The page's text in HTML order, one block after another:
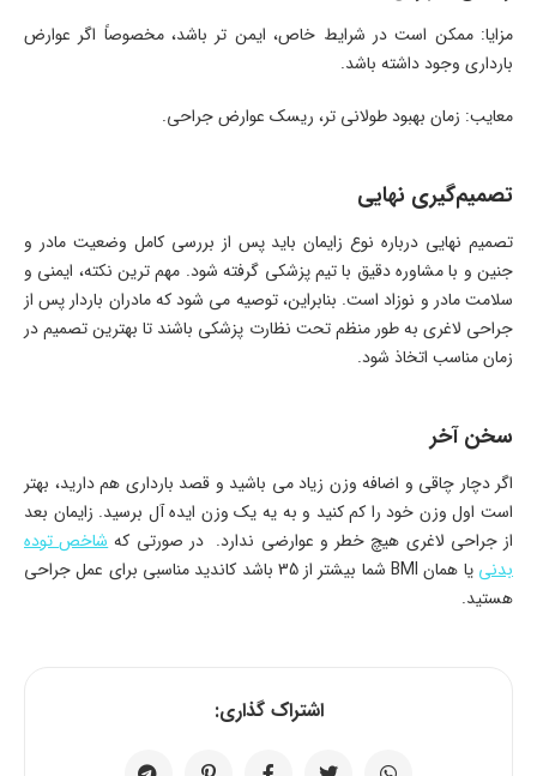
مزایا: ممکن است در شرایط خاص، ایمن ‌تر باشد، مخصوصاً اگر عوارض
بارداری وجود داشته باشد.
معایب: زمان بهبود طولانی ‌تر، ریسک عوارض جراحی.
تصمیم‌گیری نهایی
تصمیم نهایی درباره نوع زایمان باید پس از بررسی کامل وضعیت مادر و
جنین و با مشاوره دقیق با تیم پزشکی گرفته شود. مهم ‌ترین نکته، ایمنی و
سلامت مادر و نوزاد است. بنابراین، توصیه می ‌شود که مادران باردار پس از
جراحی لاغری به طور منظم تحت نظارت پزشکی باشند تا بهترین تصمیم در
زمان مناسب اتخاذ شود.
سخن آخر
اگر دچار چاقی و اضافه وزن زیاد می باشید و قصد بارداری هم دارید، بهتر
است اول وزن خود را کم کنید و به یه یک وزن ایده‌ آل برسید. زایمان بعد
از جراحی لاغری هیچ خطر و عوارضی ندارد. در صورتی کهشاخص توده
بدنی
یا همان BMI شما بیشتر از 35 باشد کاندید مناسبی برای عمل جراحی
هستید.
اشتراک گذاری: